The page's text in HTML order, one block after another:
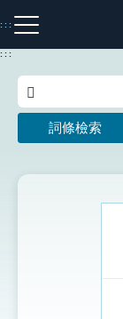
到
主
:::
注音索引圖示
:::
詞條檢索